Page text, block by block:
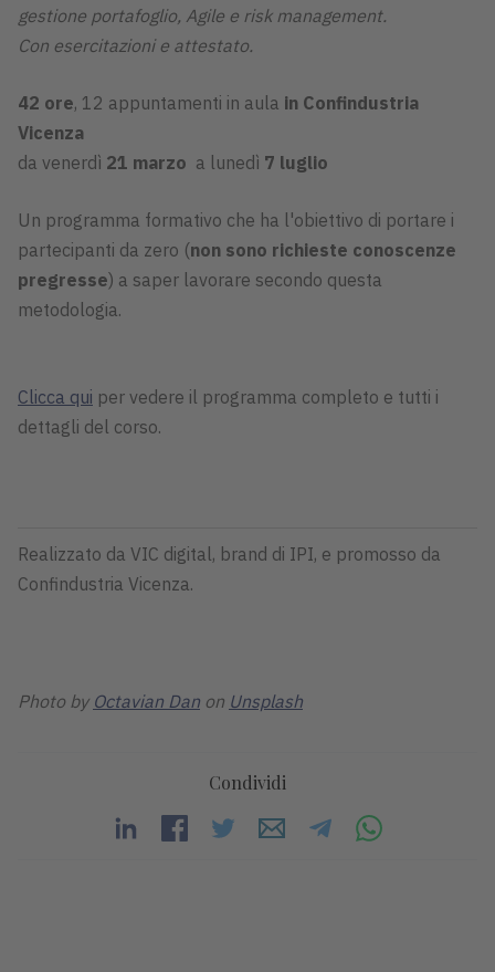
gestione portafoglio, Agile e risk management.
Con esercitazioni e attestato.
42 ore, 12 appuntamenti in aula in Confindustria
Vicenza
da venerdì 21 marzo a lunedì 7 luglio
Un programma formativo che ha l'obiettivo di portare i
partecipanti da zero (non sono richieste conoscenze
pregresse) a saper lavorare secondo questa
metodologia.
Clicca qui per vedere il programma completo e tutti i
dettagli del corso.
Realizzato da VIC digital, brand di IPI, e promosso da
Confindustria Vicenza.
Photo by Octavian Dan on Unsplash
Condividi